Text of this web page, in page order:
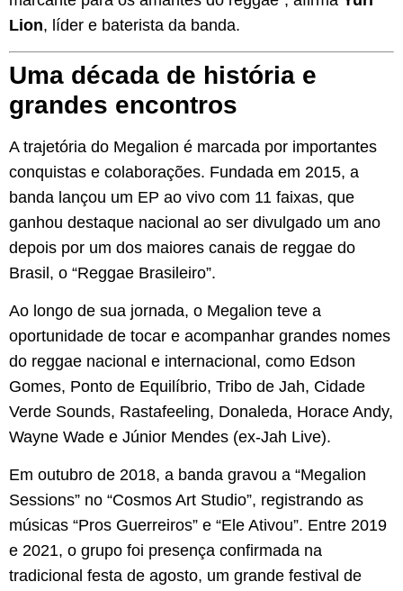
Lion, líder e baterista da banda.
Uma década de história e
grandes encontros
A trajetória do Megalion é marcada por importantes
conquistas e colaborações. Fundada em 2015, a
banda lançou um EP ao vivo com 11 faixas, que
ganhou destaque nacional ao ser divulgado um ano
depois por um dos maiores canais de reggae do
Brasil, o “Reggae Brasileiro”.
Ao longo de sua jornada, o Megalion teve a
oportunidade de tocar e acompanhar grandes nomes
do reggae nacional e internacional, como Edson
Gomes, Ponto de Equilíbrio, Tribo de Jah, Cidade
Verde Sounds, Rastafeeling, Donaleda, Horace Andy,
Wayne Wade e Júnior Mendes (ex-Jah Live).
Em outubro de 2018, a banda gravou a “Megalion
Sessions” no “Cosmos Art Studio”, registrando as
músicas “Pros Guerreiros” e “Ele Ativou”. Entre 2019
e 2021, o grupo foi presença confirmada na
tradicional festa de agosto, um grande festival de